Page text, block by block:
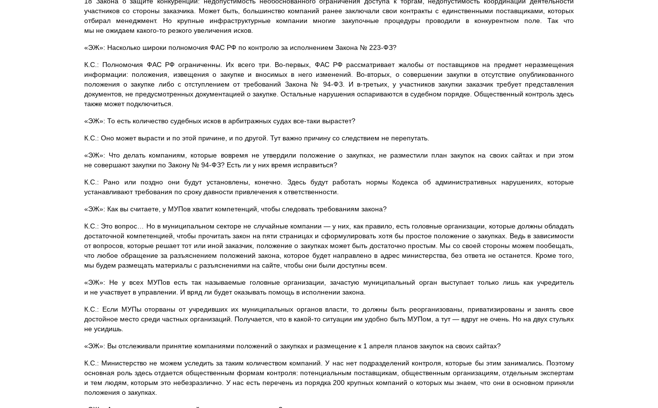
участников со стороны заказчика. Может быть, большинство компаний ранее заключали свои контракты с единственными поставщиками, которых
отбирал менеджмент. Но крупные инфраструктурные компании многие закупочные процедуры проводили в конкурентном поле. Так что
мы не ожидаем какого-то резкого увеличения исков.
«ЭЖ»: Насколько широки полномочия ФАС РФ по контролю за исполнением Закона № 223-ФЗ?
К.С.: Полномочия ФАС РФ ограниченны. Их всего три. Во-первых , ФАС РФ рассматривает жалобы от поставщиков на предмет неразмещения
информации: положения, извещения о закупке и вносимых в него изменений. Во-вторых , о совершении закупки в отсутствие опубликованного
положения о закупке либо с отступлением от требований Закона №94-ФЗ . И в-третьих, у участников закупки заказчик требует представления
документов, не пре­дусмотренных документацией о закупке. Остальные нарушения оспариваются в судебном порядке. Общественный контроль здесь
также может подключиться.
«ЭЖ»: То есть количество судебных исков в арбитражных судах все-таки вырастет?
К.С.: Оно может вырасти и по этой причине, и по другой. Тут важно причину со следствием не перепутать.
«ЭЖ»: Что делать компаниям, которые вовремя не утвердили положение о закупках, не разместили план закупок на своих сайтах и при этом
не совершают закупки по Закону № 94-ФЗ? Есть ли у них время исправиться?
К.С.: Рано или поздно они будут установлены, конечно. Здесь будут работать нормы Кодекса об административных нарушениях, которые
устанавливают требования по сроку давности привлечения к ответственности.
«ЭЖ»: Как вы считаете, у МУПов хватит компетенций, чтобы следовать требованиям закона?
К.С.: Это вопрос… Но в муниципальном секторе не случайные компании — у них, как правило, есть головные организации, которые должны обладать
достаточной компетенцией, чтобы прочитать закон на пяти страницах и сформулировать хотя бы простое положение о закупках. Ведь в зависимости
от вопросов, которые решает тот или иной заказчик, положение о закупках может быть достаточно простым. Мы со своей стороны можем пообещать,
что любое обращение за разъяснением положений закона, которое будет направлено в адрес министерства, без ответа не останется. Кроме того,
мы будем размещать материалы с разъяснениями на сайте, чтобы они были доступны всем.
«ЭЖ»: Не у всех МУПов есть так называемые головные организации, зачастую муниципальный орган выступает только лишь как учредитель
и не участвует в управлении. И вряд ли будет оказывать помощь в исполнении закона.
К.С.: Если МУПы оторваны от учредивших их муниципальных органов власти, то должны быть реорганизованы, приватизированы и занять свое
достойное место среди частных организаций. Получается, что в какой-то ситуации им удобно быть МУПом, а тут — вдруг не очень. Но на двух стульях
не усидишь.
«ЭЖ»: Вы отслеживали принятие компаниями положений о закупках и размещение к 1 апреля планов закупок на своих сайтах?
К.С.: Министерство не можем уследить за таким количеством компаний. У нас нет подразделений контроля, которые бы этим занимались. Поэтому
основная роль здесь отдается общественным формам контроля: потенциальным поставщикам, общественным организациям, отдельным экспертам
и тем людям, которым это небезразлично. У нас есть перечень из порядка 200 крупных компаний о которых мы знаем, что они в основном приняли
положения о закупках.